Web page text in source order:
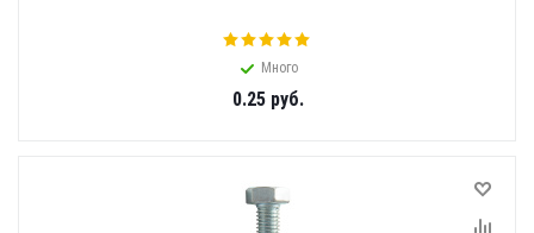
Много
0.25руб.